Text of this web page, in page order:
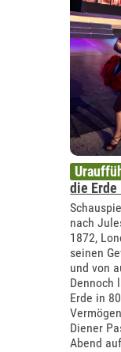
die Erde
nach
1872,
seinen
und von
Dennoch
Erde in
Diener
Abend